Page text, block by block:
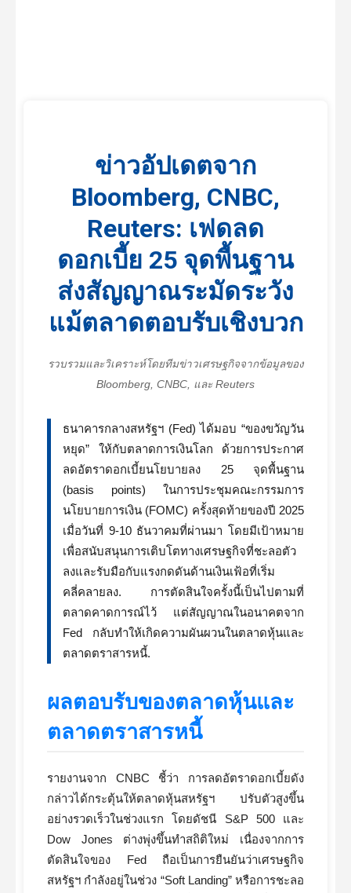
ข่าวอัปเดตจาก
Bloomberg, CNBC,
Reuters: เฟดลด
ดอกเบี้ย 25 จุดพื้นฐาน
ส่งสัญญาณระมัดระวัง
แม้ตลาดตอบรับเชิงบวก
รวบรวมและวิเคราะห์โดยทีมข่าวเศรษฐกิจจากข้อมูลของ
Bloomberg, CNBC, และ Reuters
ธนาคารกลางสหรัฐฯ (Fed) ได้มอบ “ของขวัญวัน
หยุด” ให้กับตลาดการเงินโลก ด้วยการประกาศ
ลดอัตราดอกเบี้ยนโยบายลง 25 จุดพื้นฐาน
(basis points) ในการประชุมคณะกรรมการ
นโยบายการเงิน (FOMC) ครั้งสุดท้ายของปี 2025
เมื่อวันที่ 9-10 ธันวาคมที่ผ่านมา โดยมีเป้าหมาย
เพื่อสนับสนุนการเติบโตทางเศรษฐกิจที่ชะลอตัว
ลงและรับมือกับแรงกดดันด้านเงินเฟ้อที่เริ่ม
คลี่คลายลง. การตัดสินใจครั้งนี้เป็นไปตามที่
ตลาดคาดการณ์ไว้ แต่สัญญาณในอนาคตจาก
Fed กลับทำให้เกิดความผันผวนในตลาดหุ้นและ
ตลาดตราสารหนี้.
ผลตอบรับของตลาดหุ้นและ
ตลาดตราสารหนี้
รายงานจาก CNBC ชี้ว่า การลดอัตราดอกเบี้ยดัง
กล่าวได้กระตุ้นให้ตลาดหุ้นสหรัฐฯ ปรับตัวสูงขึ้น
อย่างรวดเร็วในช่วงแรก โดยดัชนี S&P 500 และ
Dow Jones ต่างพุ่งขึ้นทำสถิติใหม่ เนื่องจากการ
ตัดสินใจของ Fed ถือเป็นการยืนยันว่าเศรษฐกิจ
สหรัฐฯ กำลังอยู่ในช่วง “Soft Landing” หรือการชะลอ